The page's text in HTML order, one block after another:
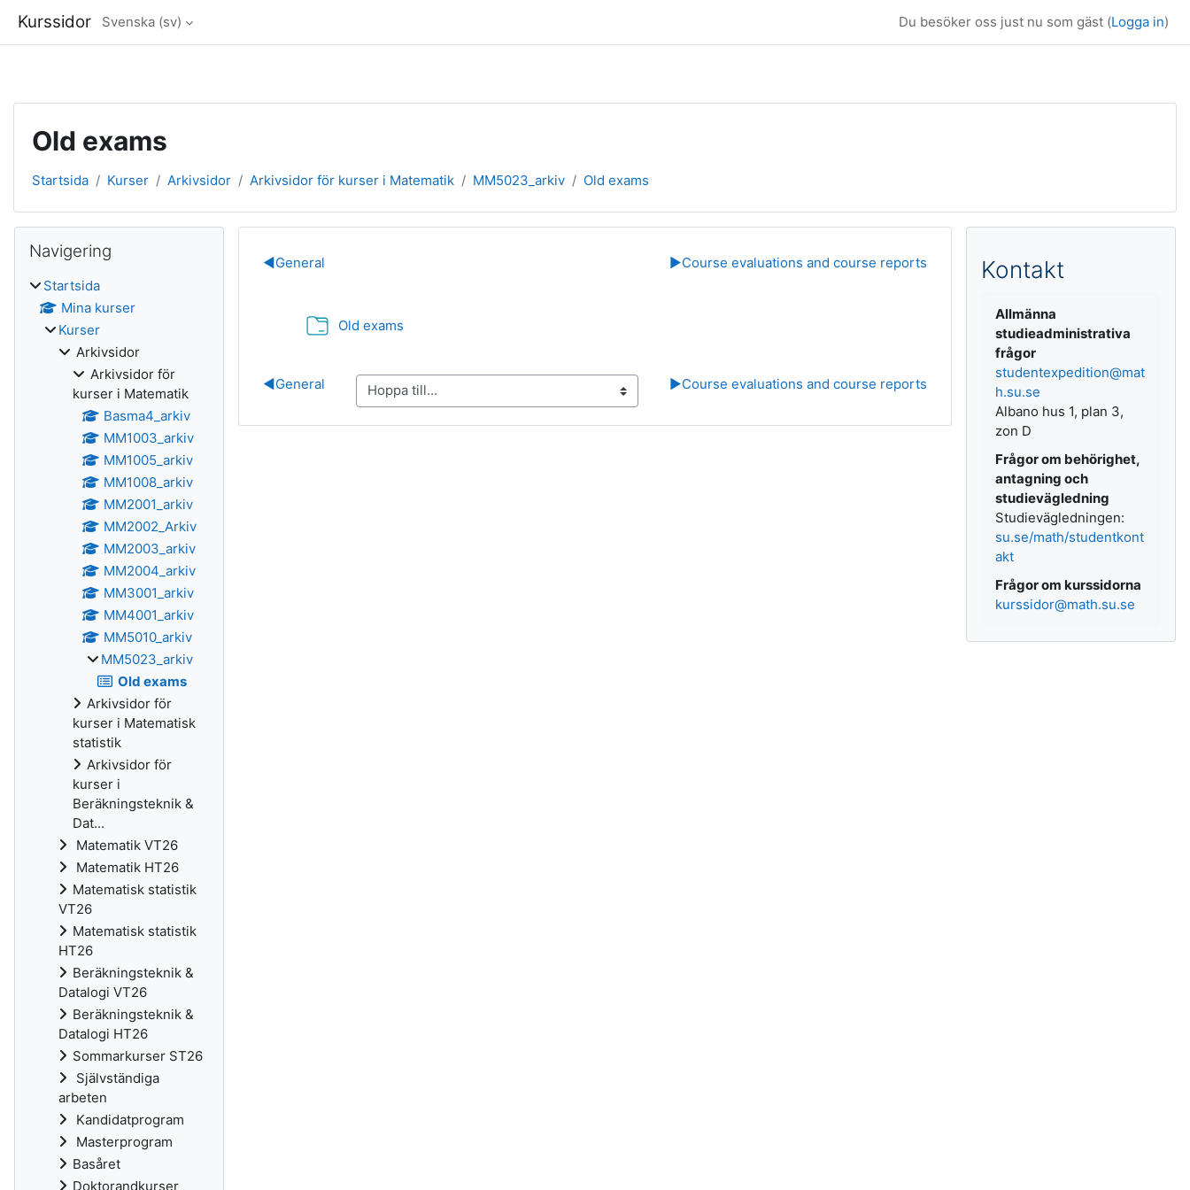
Kurssidor Svenska ‎(sv)‎ Du besöker oss just nu som gäst (Logga in)
Old exams
Startsida Kurser Arkivsidor Arkivsidor för kurser i Matematik MM5023_arkiv Old exams
Avsnittsöversikt
◀︎General ▶︎Course evaluations and course reports
Old examsMapp
◀︎General ▶︎Course evaluations and course reports
Block
Navigering
Startsida
Mina kurser
Kurser
Arkivsidor
Arkivsidor för
kurser i Matematik
Basma4_arkiv
MM1003_arkiv
MM1005_arkiv
MM1008_arkiv
MM2001_arkiv
MM2002_Arkiv
MM2003_arkiv
MM2004_arkiv
MM3001_arkiv
MM4001_arkiv
MM5010_arkiv
MM5023_arkiv
Old exams
Arkivsidor för
kurser i Matematisk
statistik
Arkivsidor för
kurser i
Beräkningsteknik &
Dat...
Matematik VT26
Matematik HT26
Matematisk statistik
VT26
Matematisk statistik
HT26
Beräkningsteknik &
Datalogi VT26
Beräkningsteknik &
Datalogi HT26
Sommarkurser ST26
Självständiga
arbeten
Kandidatprogram
Masterprogram
Basåret
Doktorandkurser
Kontakt
Allmänna
studieadministrativa
frågor
studentexpedition@mat
h.su.se
Albano hus 1, plan 3,
zon D
Frågor om behörighet,
antagning och
studievägledning
Studievägledningen:
su.se/math/studentkont
akt
Frågor om kurssidorna
kurssidor@math.su.se